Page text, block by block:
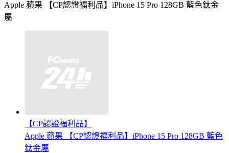
Apple 蘋果 【CP認證福利品】iPhone 15 Pro 128GB 藍色鈦金
屬
【CP認證福利品】
Apple 蘋果 【CP認證福利品】iPhone 15 Pro 128GB 藍色
鈦金屬